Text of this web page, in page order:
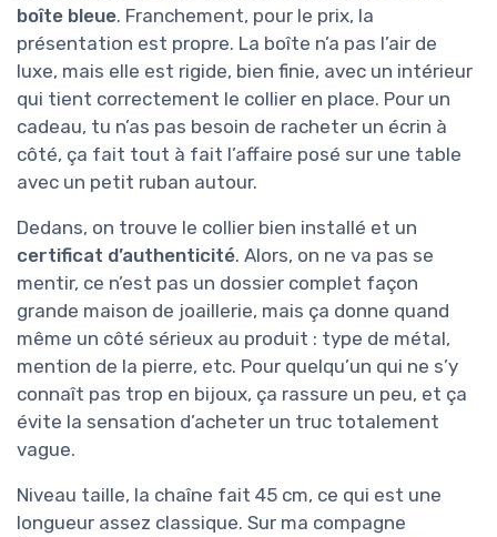
boîte bleue. Franchement, pour le prix, la
présentation est propre. La boîte n’a pas l’air de
luxe, mais elle est rigide, bien finie, avec un intérieur
qui tient correctement le collier en place. Pour un
cadeau, tu n’as pas besoin de racheter un écrin à
côté, ça fait tout à fait l’affaire posé sur une table
avec un petit ruban autour.
Dedans, on trouve le collier bien installé et un
certificat d’authenticité. Alors, on ne va pas se
mentir, ce n’est pas un dossier complet façon
grande maison de joaillerie, mais ça donne quand
même un côté sérieux au produit : type de métal,
mention de la pierre, etc. Pour quelqu’un qui ne s’y
connaît pas trop en bijoux, ça rassure un peu, et ça
évite la sensation d’acheter un truc totalement
vague.
Niveau taille, la chaîne fait 45 cm, ce qui est une
longueur assez classique. Sur ma compagne